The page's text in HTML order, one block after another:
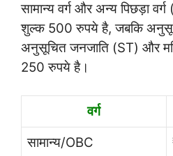
सामान्य वर्ग और अन्य पिछड़ा
शुल्क 500 रुपये है, जबकि
अनुसूचित जनजाति (ST) और
250 रुपये है।
वर्ग
सामान्य/OBC